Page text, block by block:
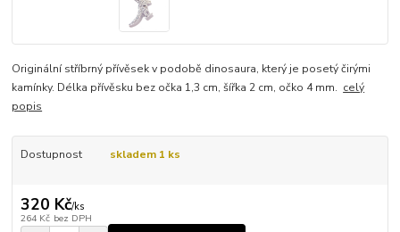
Originální stříbrný přívěsek v podobě dinosaura, který je posetý čirými
kamínky. Délka přívěsku bez očka 1,3 cm, šířka 2 cm, očko 4 mm. celý
popis
Dostupnost skladem 1 ks
320 Kč/ks
264 Kč bez DPH